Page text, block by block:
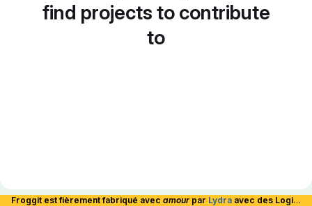
find projects to contribute
to
Froggit est fièrement fabriqué avec amour par Lydra avec des Logiciels Libres et hébergé en